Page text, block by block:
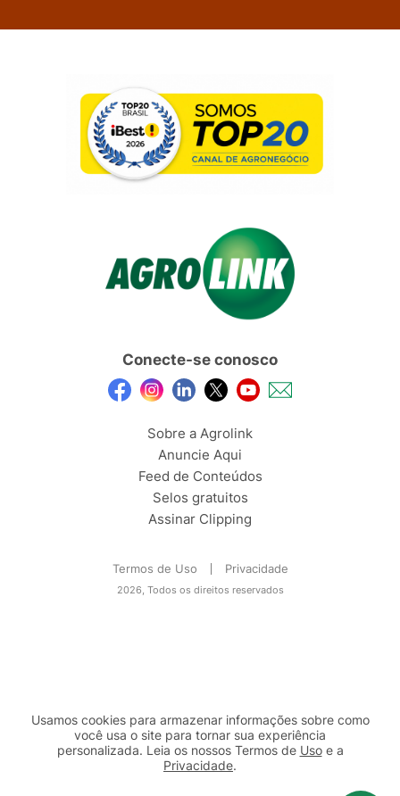
Conecte-se conosco
Sobre a Agrolink
Anuncie Aqui
Feed de Conteúdos
Selos gratuitos
Assinar Clipping
Termos de Uso Privacidade
2026, Todos os direitos reservados
Usamos cookies para armazenar informações sobre como
você usa o site para tornar sua experiência
personalizada. Leia os nossos Termos de Usoe a
Privacidade.